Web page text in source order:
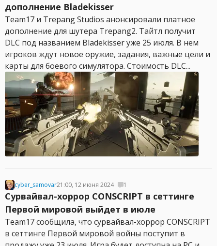
дополнение Bladekisser
Team17 и Trepang Studios анонсировали платное
дополнение для шутера Trepang2. Тайтл получит
DLC под названием Bladekisser уже 25 июля. В нем
игроков ждут новое оружие, задания, важные цели и
карты для боевого симулятора. Стоимость DLC...
cyber_samovar21:00, 12 июня 2024 1
Сурвайвал-хоррор CONSCRIPT в сеттинге
Первой мировой выйдет в июле
Team17 сообщила, что сурвайвал-хоррор CONSCRIPT
в сеттинге Первой мировой войны поступит в